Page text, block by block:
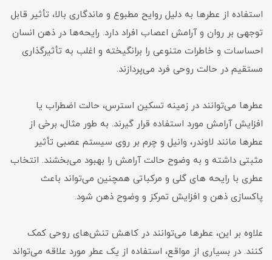
استفاده از عطرها به دلیل روایح مطبوع و ماندگاری بالا، تأثیر قابل
توجهی بر روان و آرامش اعصاب افراد دارد. رایحه‌ها در ذهن انسان
احساسات و خاطرات متنوعی را برانگیخته و اغلب به تأثیرگذاری
مستقیم در حالت روحی فرد می‌پردازند.
عطرها می‌توانند در زمینه تسکین استرس، حالت اضطراب یا
افزایش آرامش مورد استفاده قرار گیرند. به طور مثال، برخی از
عطرها مانند لاوندر، وانیل و چرم بر روی سیستم عصبی تأثیر
مثبتی داشته و به وضوح حالت آرامش را بهبود می‌بخشند. انتخاب
عطری با رایحه های گلی و مرکباتی همچنین می‌تواند باعث
پاکسازی ذهن و افزایش تمرکز و وضوح ذهن شود.
علاوه بر این، عطرها می‌توانند در کاهش تنش‌های روحی کمک
کنند. در بسیاری از مواقع، استفاده از یک عطر مورد علاقه می‌تواند